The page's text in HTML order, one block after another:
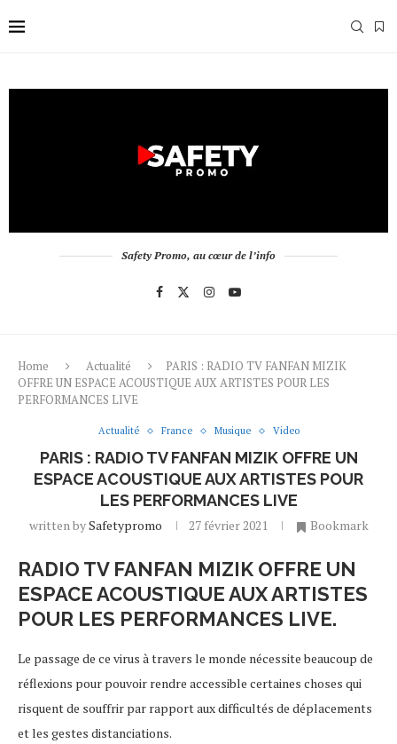
Safety Promo, au cœur de l’info
Home Actualité
PARIS : RADIO TV FANFAN MIZIK
OFFRE UN ESPACE ACOUSTIQUE AUX ARTISTES POUR LES
PERFORMANCES LIVE
Actualité France Musique Video
PARIS : RADIO TV FANFAN MIZIK OFFRE UN
ESPACE ACOUSTIQUE AUX ARTISTES POUR
LES PERFORMANCES LIVE
written bySafetypromo 27 février 2021 Bookmark
RADIO TV FANFAN MIZIK OFFRE UN
ESPACE ACOUSTIQUE AUX ARTISTES
POUR LES PERFORMANCES LIVE.
Le passage de ce virus à travers le monde nécessite beaucoup de
réflexions pour pouvoir rendre accessible certaines choses qui
risquent de souffrir par rapport aux difficultés de déplacements
et les gestes distanciations.